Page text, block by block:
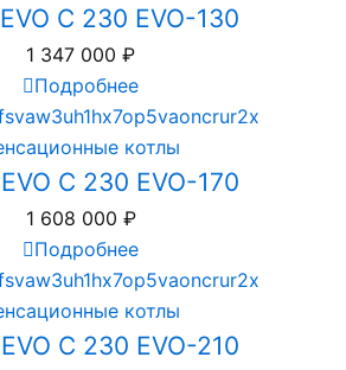
C 230 EVO-130
1 347 000 ₽
Подробнее
котлы
C 230 EVO-170
1 608 000 ₽
Подробнее
котлы
C 230 EVO-210